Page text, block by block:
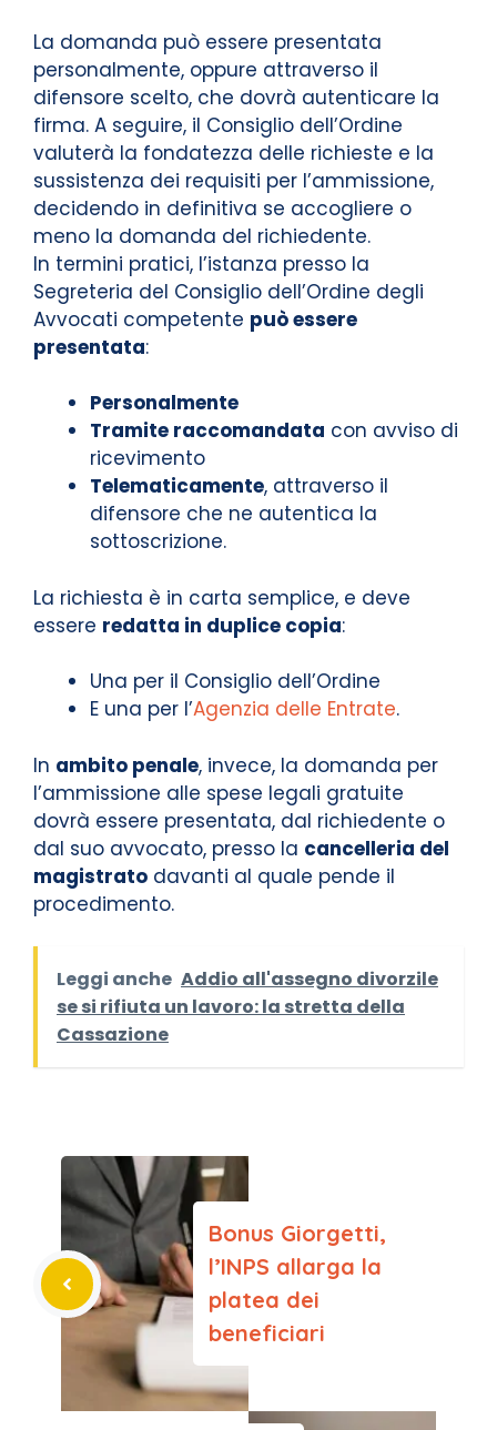
La domanda può essere presentata
personalmente, oppure attraverso il
difensore scelto, che dovrà autenticare la
firma. A seguire, il Consiglio dell’Ordine
valuterà la fondatezza delle richieste e la
sussistenza dei requisiti per l’ammissione,
decidendo in definitiva se accogliere o
meno la domanda del richiedente.
In termini pratici, l’istanza presso la
Segreteria del Consiglio dell’Ordine degli
Avvocati competente può essere
presentata:
Personalmente
Tramite raccomandata con avviso di
ricevimento
Telematicamente, attraverso il
difensore che ne autentica la
sottoscrizione.
La richiesta è in carta semplice, e deve
essere redatta in duplice copia:
Una per il Consiglio dell’Ordine
E una per l’Agenzia delle Entrate.
In ambito penale, invece, la domanda per
l’ammissione alle spese legali gratuite
dovrà essere presentata, dal richiedente o
dal suo avvocato, presso la cancelleria del
magistrato davanti al quale pende il
procedimento.
Leggi anche Addio all'assegno divorzile
se si rifiuta un lavoro: la stretta della
Cassazione
Bonus Giorgetti,
l’INPS allarga la
platea dei
beneficiari